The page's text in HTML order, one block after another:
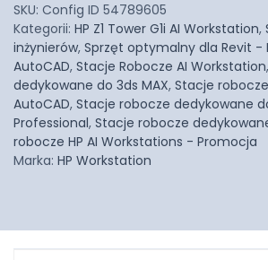
SKU: Config ID 54789605
Kategorii: HP Z1 Tower G1i AI Workstation,
inżynierów, Sprzęt optymalny dla Revit -
AutoCAD, Stacje Robocze AI Workstation,
dedykowane do 3ds MAX, Stacje
AutoCAD, Stacje robocze dedykowane
Professional, Stacje robocze
robocze HP AI Workstations - Promocja
Marka: HP Workstation